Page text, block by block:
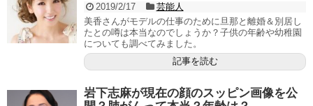
2019/2/17
芸能人
美香さんがモデルの仕事のために旦那と離婚＆別居し
たとの噂は本当なのでしょうか？子供の年齢や幼稚園
についても調べてみました。
記事を読む
岩下志麻が現在の顔のスッピン画像を公